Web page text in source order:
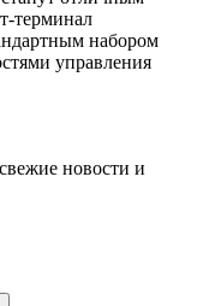
терминал
набором
управления
новости и